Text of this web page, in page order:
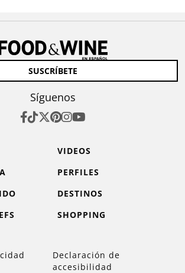
SUSCRÍBETE
Síguenos
VIDEOS
PERFILES
DESTINOS
SHOPPING
Declaración de
accesibilidad